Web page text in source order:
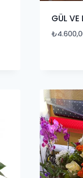
GÜL VE
₺